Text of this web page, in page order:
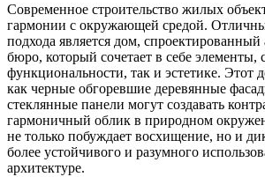
Современное строительство жилых
гармонии с окружающей средой.
подхода является дом,
бюро, который сочетает в себе элементы,
функциональности, так и эстетике. Этот
как черные обгоревшие деревянные
стеклянные панели могут создавать
гармоничный облик в природном
не только побуждает восхищение, но и
более устойчивого и разумного
архитектуре.